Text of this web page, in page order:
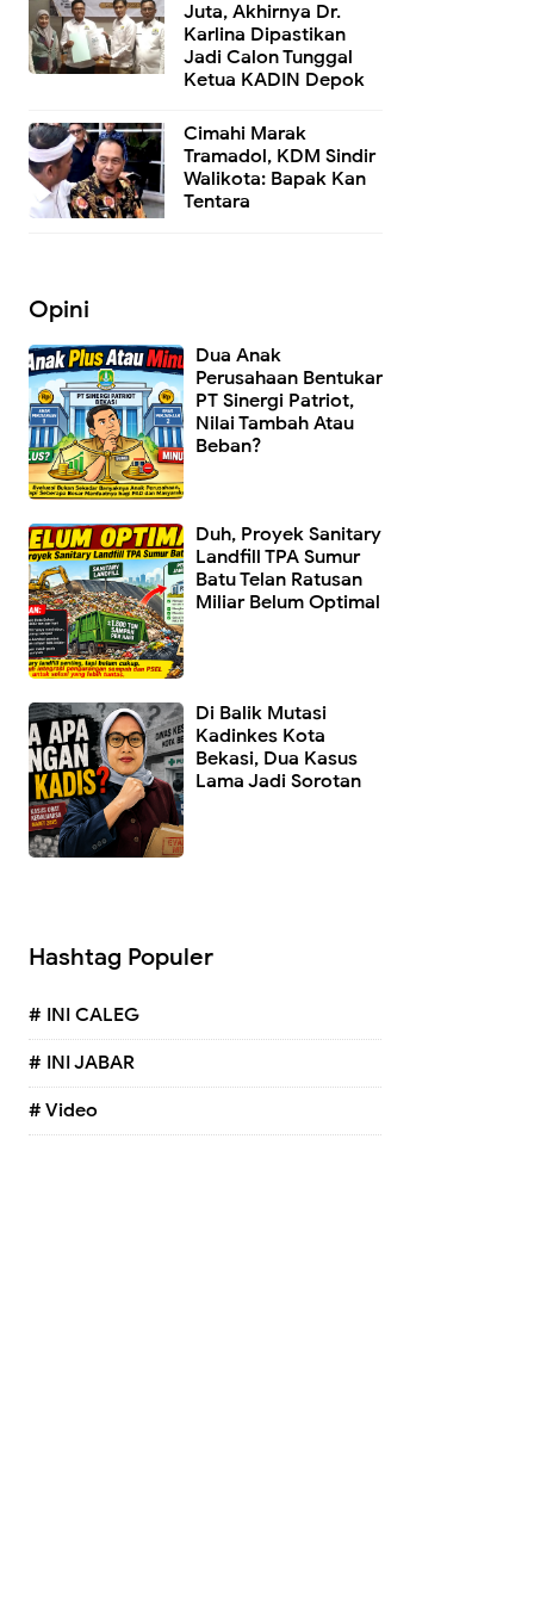
Juta, Akhirnya Dr.
Karlina Dipastikan
Jadi Calon Tunggal
Ketua KADIN Depok
Cimahi Marak
Tramadol, KDM Sindir
Walikota: Bapak Kan
Tentara
Opini
Dua Anak
Perusahaan Bentukan
PT Sinergi Patriot,
Nilai Tambah Atau
Beban?
Duh, Proyek Sanitary
Landfill TPA Sumur
Batu Telan Ratusan
Miliar Belum Optimal
Di Balik Mutasi
Kadinkes Kota
Bekasi, Dua Kasus
Lama Jadi Sorotan
Hashtag Populer
# INI CALEG
# INI JABAR
# Video